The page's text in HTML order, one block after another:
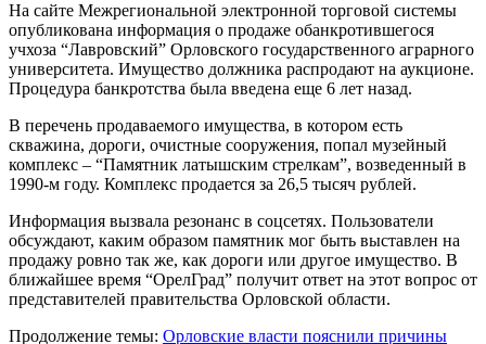
На сайте Межрегиональной электронной торговой системы
опубликована информация о продаже обанкротившегося
учхоза “Лавровский” Орловского государственного аграрного
университета. Имущество должника распродают на аукционе.
Процедура банкротства была введена еще 6 лет назад.
В перечень продаваемого имущества, в котором есть
скважина, дороги, очистные сооружения, попал музейный
комплекс – “Памятник латышским стрелкам”, возведенный в
1990-м году. Комплекс продается за 26,5 тысяч рублей.
Информация вызвала резонанс в соцсетях. Пользователи
обсуждают, каким образом памятник мог быть выставлен на
продажу ровно так же, как дороги или другое имущество. В
ближайшее время “ОрелГрад” получит ответ на этот вопрос от
представителей правительства Орловской области.
Продолжение темы: Орловские власти пояснили причины